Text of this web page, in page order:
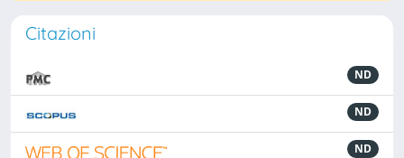
Citazioni
ND
ND
ND